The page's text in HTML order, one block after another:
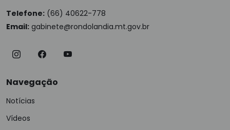
Telefone: (66) 40622-778
Email: gabinete@rondolandia.mt.gov.br
Navegação
Notícias
Vídeos